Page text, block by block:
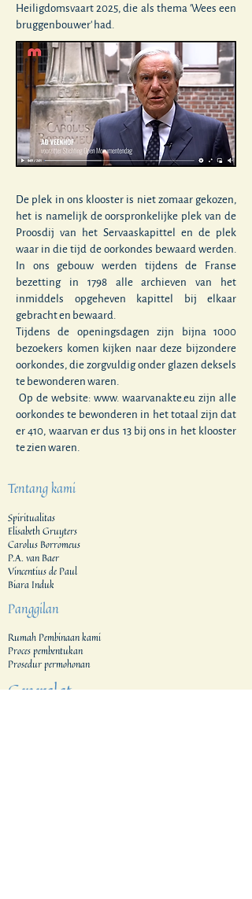
Heiligdomsvaart 2025, die als thema 'Wees een
bruggenbouwer' had.
De plek in ons klooster is niet zomaar gekozen,
het is namelijk de oorspronkelijke plek van de
Proosdij van het Servaaskapittel en de plek
waar in die tijd de oorkondes bewaard werden.
In ons gebouw werden tijdens de Franse
bezetting in 1798 alle archieven van het
inmiddels opgeheven kapittel bij elkaar
gebracht en bewaard.
Tijdens de openingsdagen zijn bijna 1000
bezoekers komen kijken naar deze bijzondere
oorkondes, die zorgvuldig onder glazen deksels
te bewonderen waren.
Op de website: www. waarvanakte.eu zijn alle
oorkondes te bewonderen in het totaal zijn dat
er 410, waarvan er dus 13 bij ons in het klooster
te zien waren.
Tentang kami
Spiritualitas
Elisabeth Gruyters
Carolus Borromeus
P.A. van Baer
Vincentius de Paul
Biara Induk
Panggilan
Rumah Pembinaan kami
Proces pembentukan
Prosedur permohonan
Generalat